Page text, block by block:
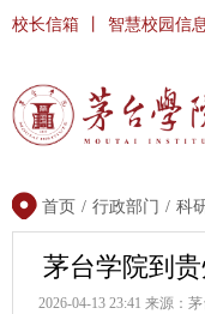
校长信箱 智慧校园信
首页 / 行政部门 / 科
茅台学院到
2026-04-13 23:41 来源：